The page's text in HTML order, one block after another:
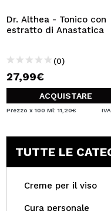
Dr. Althea - Tonico con
estratto di Anastatica
(0)
27,99€
ACQUISTARE
Prezzo x 100 Ml: 11,20€
TUTTE LE
Creme per il viso
Cura personale